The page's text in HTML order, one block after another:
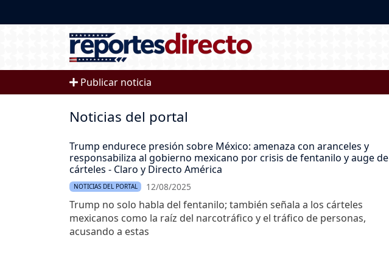
Publicar noticia
Noticias del portal
Trump endurece presión sobre México: amenaza con aranceles y
responsabiliza al gobierno mexicano por crisis de fentanilo y auge de
cárteles - Claro y Directo América
NOTICIAS DEL PORTAL 12/08/2025
Trump no solo habla del fentanilo; también señala a los cárteles
mexicanos como la raíz del narcotráfico y el tráfico de personas,
acusando a estas